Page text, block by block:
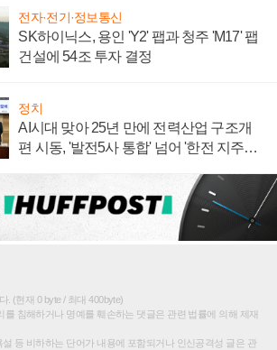
전자·전기·정보통신
SK하이닉스, 용인 'Y2' 팹과 청주 'M17' 팹
건설에 54조 투자 결정
정치
AI시대 맞아 25년 만에 전력산업 구조개
편 시동, '발전5사 통합' 넘어 '한전 지주사'
. (현재 0 byte / 최대 400byte)
를 침해하거나 명예를 훼손하는 댓글은 관련 법률에 의해 제재
등 비하하는 단어가 내용에 포함되거나 인신공격성 글은 관